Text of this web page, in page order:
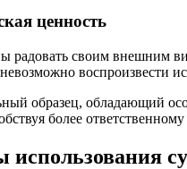
ценность
радовать своим внешним
воспроизвести
образец, обладающий
более